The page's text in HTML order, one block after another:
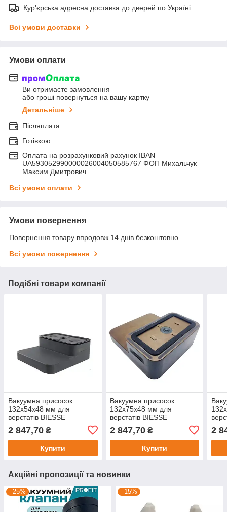
Кур'єрська адресна доставка до дверей по Україні
Всі умови доставки
Умови оплати
Ви отримаєте замовлення
або гроші повернуться на вашу картку
Детальніше
Післяплата
Готівкою
Оплата на розрахунковий рахунок IBAN
UA593052990000026004050585767 ФОП Михальчук
Максим Дмитрович
Всі умови оплати
Умови повернення
Повернення товару впродовж 14 днів безкоштовно
Всі умови повернення
Подібні товари компанії
Вакуумна присосок
132x54x48 мм для
верстатів BIESSE
2 847,70 ₴
Купити
Вакуумна присосок
132x75x48 мм для
верстатів BIESSE
2 847,70₴
Купити
2
Акційні пропозиції та новинки
–25% –15%